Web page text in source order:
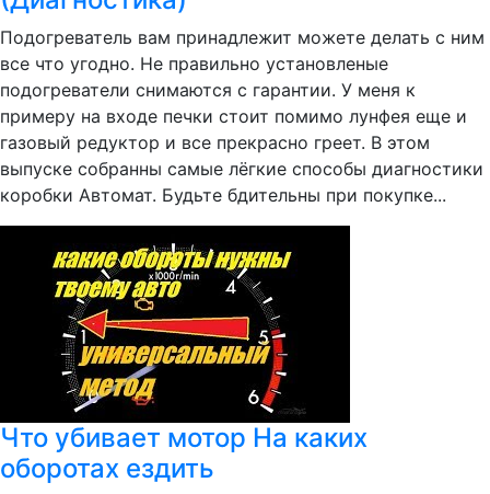
Подогреватель вам принадлежит можете делать с ним
все что угодно. Не правильно установленые
подогреватели снимаются с гарантии. У меня к
примеру на входе печки стоит помимо лунфея еще и
газовый редуктор и все прекрасно греет. В этом
выпуске собранны самые лёгкие способы диагностики
коробки Автомат. Будьте бдительны при покупке...
Что убивает мотор На каких
оборотах ездить